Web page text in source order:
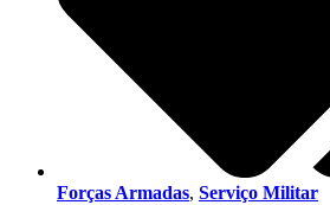
Forças Armadas, Serviço Militar